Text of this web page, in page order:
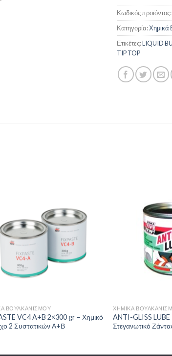
Κωδικός προϊόντος:
Κατηγορία:Χημικά
Ετικέτες:LIQUID
TIP TOP
επιθυμιών
ΒΟΥΛΚΑΝΙΣΜΟΎ
VC4 A+B 2×300 gr – Χημικό
2 Συστατικών Α+Β
ΧΗΜΙΚΆ
ANTI-GLISS LUBE
Στεγανωτικό